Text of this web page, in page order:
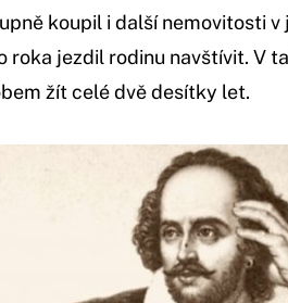
koupil i další nemovitosti v
roka jezdil rodinu navštívit. V
žít celé dvě desítky let.